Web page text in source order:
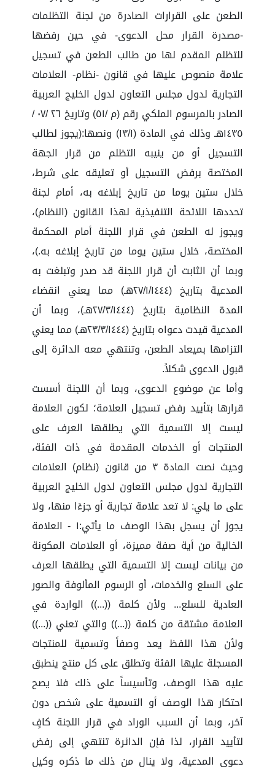
الطعن على القرارات الصادرة من لجنة التظلمات
-مصدرة القرار محل الدعوى- في حين رفضها
للتظلم المقدم لها من طالب الطعن في تسجيل
علامة منصوص عليها في قانون -نظام- العلامات
التجارية لدول مجلس التعاون لدول الخليج العربية
الصادر بالمرسوم الملكي رقم (م /٥١) وتاريخ ٢٦ /٠٧ /
١٤٣٥هـ وذلك في المادة (١٣/١) ونصها:(يجوز لطالب
التسجيل أو من ينيبه التظلم من قرار الجهة
المختصة برفض التسجيل أو تعليقه على شرط،
خلال ستين يوما من تاريخ إبلاغه به، أمام لجنة
تحددها اللائحة التنفيذية لهذا القانون (النظام)،
ويجوز له الطعن في قرار اللجنة أمام المحكمة
المختصة، خلال ستين يوما من تاريخ إبلاغه به.)،
وبما أن الثابت أن قرار اللجنة قد صدر وتبلغت به
المدعية بتاريخ (٢٧/١/١٤٤٤هـ) مما يعني انقضاء
المدة النظامية بتاريخ (٢٧/٣/١٤٤٤هـ)، وبما أن
المدعية قيدت دعواه بتاريخ (٢٣/٣/١٤٤٤هـ) مما يعني
التزامها بميعاد الطعن، وتنتهي معه الدائرة إلى
قبول الدعوى شكلاً.
وأما عن موضوع الدعوى، وبما أن اللجنة أسست
قرارها بتأييد رفض تسجيل العلامة؛ لكون العلامة
ليست إلا التسمية التي يطلقها العرف على
المنتجات أو الخدمات المقدمة في ذات الفئة،
وحيث نصت المادة ٣ من قانون (نظام) العلامات
التجارية لدول مجلس التعاون لدول الخليج العربية
على ما يلي: لا تعد علامة تجارية أو جزءًا منها، ولا
يجوز أن يسجل بهذا الوصف ما يأتي:١ - العلامة
الخالية من أية صفة مميزة، أو العلامات المكونة
من بيانات ليست إلا التسمية التي يطلقها العرف
على السلع والخدمات، أو الرسوم المألوفة والصور
العادية للسلع... ولأن كلمة ((...)) الواردة في
العلامة مشتقة من كلمة ((...)) والتي تعني ((...))
ولأن هذا اللفظ يعد وصفاً وتسمية للمنتجات
المسجلة عليها الفئة وتطلق على كل منتج ينطبق
عليه هذا الوصف، وتأسيساً على ذلك فلا يصح
احتكار هذا الوصف أو التسمية على شخص دون
آخر، وبما أن السبب الوراد في قرار اللجنة كافٍ
لتأييد القرار، لذا فإن الدائرة تنتهي إلى رفض
دعوى المدعية، ولا ينال من ذلك ما ذكره وكيل